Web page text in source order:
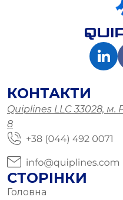
КОНТАКТИ
Quiplines LLC 33028, м.
8
СТОРІНКИ
Головна